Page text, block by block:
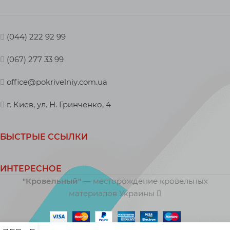
(044) 222 92 99
(067) 277 33 99
office@pokrivelniy.com.ua
г. Киев, ул. Н. Гринченко, 4
БЫСТРЫЕ ССЫЛКИ
ИНТЕРЕСНОЕ
"Кровельный" — месторождение кровельных
материалов Украины